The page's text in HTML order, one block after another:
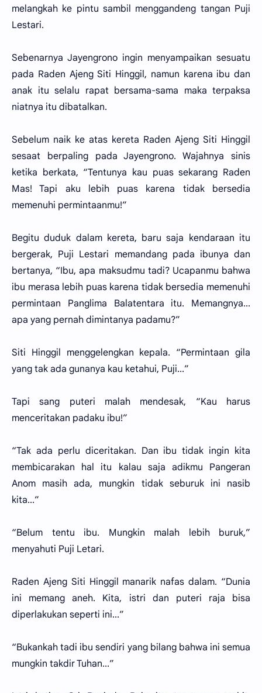
melangkah ke pintu sambil menggandeng tangan Puji
Lestari.
Sebenarnya Jayengrono ingin menyampaikan sesuatu
pada Raden Ajeng Siti Hinggil, namun karena ibu dan
anak itu selalu rapat bersama-sama maka terpaksa
niatnya itu dibatalkan.
Sebelum naik ke atas kereta Raden Ajeng Siti Hinggil
sesaat berpaling pada Jayengrono. Wajahnya sinis
ketika berkata, “Tentunya kau puas sekarang Raden
Mas! Tapi aku lebih puas karena tidak bersedia
memenuhi permintaanmu!”
Begitu duduk dalam kereta, baru saja kendaraan itu
bergerak, Puji Lestari memandang pada ibunya dan
bertanya, “Ibu, apa maksudmu tadi? Ucapanmu bahwa
ibu merasa lebih puas karena tidak bersedia memenuhi
permintaan Panglima Balatentara itu. Memangnya...
apa yang pernah dimintanya padamu?”
Siti Hinggil menggelengkan kepala. “Permintaan gila
yang tak ada gunanya kau ketahui, Puji...”
Tapi sang puteri malah mendesak, “Kau harus
menceritakan padaku ibu!”
“Tak ada perlu diceritakan. Dan ibu tidak ingin kita
membicarakan hal itu kalau saja adikmu Pangeran
Anom masih ada, mungkin tidak seburuk ini nasib
kita...”
“Belum tentu ibu. Mungkin malah lebih buruk,”
menyahuti Puji Letari.
Raden Ajeng Siti Hinggil manarik nafas dalam. “Dunia
ini memang aneh. Kita, istri dan puteri raja bisa
diperlakukan seperti ini...”
“Bukankah tadi ibu sendiri yang bilang bahwa ini semua
mungkin takdir Tuhan...”